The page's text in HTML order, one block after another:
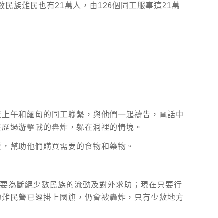
族難民也有21萬人，由126個同工服事這21萬
午和緬甸的同工聯繫，與他們一起禱告，電話中
過游擊戰的轟炸，躲在洞裡的情境。
幫助他們購買需要的食物和藥物。
為斷絕少數民族的流動及對外求助；現在只要行
民營已經掛上國旗，仍會被轟炸，只有少數地方